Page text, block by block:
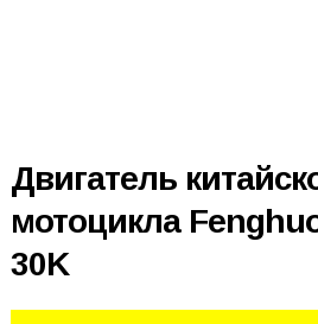
Двигатель
мотоцикла
30K